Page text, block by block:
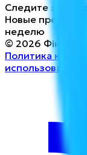
Следите за
Новые
неделю
© 2026 Фіногляд
Политика
использования